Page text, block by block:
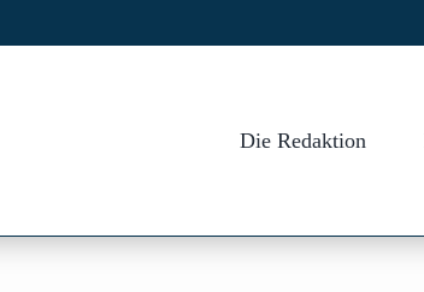
Die Redaktion